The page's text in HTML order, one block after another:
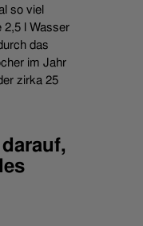
so viel
2,5 l Wasser
das
im Jahr
zirka 25